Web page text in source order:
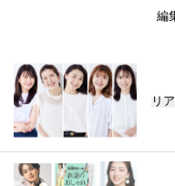
編
リ